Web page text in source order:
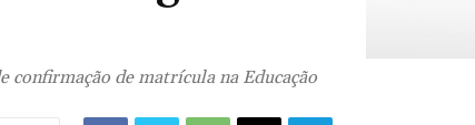
confirmação de matrícula na Educação